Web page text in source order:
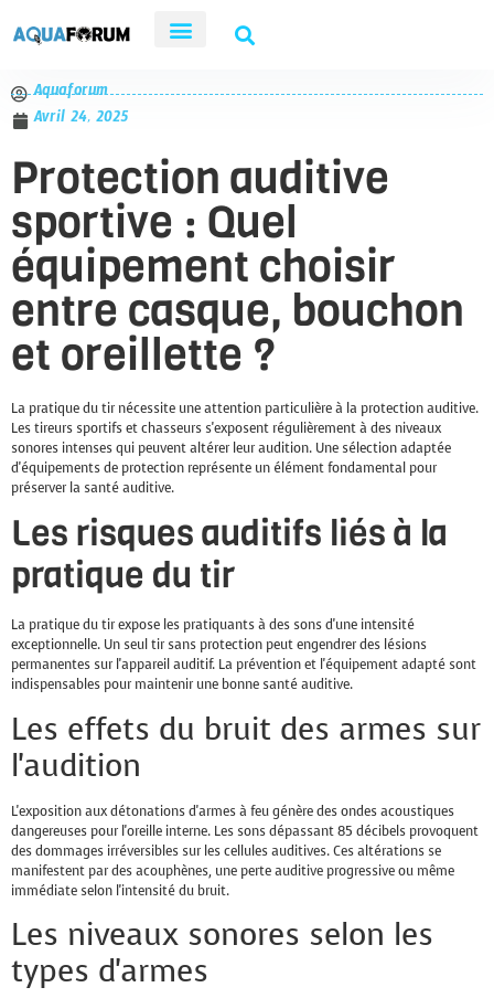
Aquaforum
Avril 24, 2025
Protection auditive
sportive : Quel
équipement choisir
entre casque, bouchon
et oreillette ?
La pratique du tir nécessite une attention particulière à la protection auditive.
Les tireurs sportifs et chasseurs s'exposent régulièrement à des niveaux
sonores intenses qui peuvent altérer leur audition. Une sélection adaptée
d'équipements de protection représente un élément fondamental pour
préserver la santé auditive.
Les risques auditifs liés à la
pratique du tir
La pratique du tir expose les pratiquants à des sons d'une intensité
exceptionnelle. Un seul tir sans protection peut engendrer des lésions
permanentes sur l'appareil auditif. La prévention et l'équipement adapté sont
indispensables pour maintenir une bonne santé auditive.
Les effets du bruit des armes sur
l'audition
L'exposition aux détonations d'armes à feu génère des ondes acoustiques
dangereuses pour l'oreille interne. Les sons dépassant 85 décibels provoquent
des dommages irréversibles sur les cellules auditives. Ces altérations se
manifestent par des acouphènes, une perte auditive progressive ou même
immédiate selon l'intensité du bruit.
Les niveaux sonores selon les
types d'armes